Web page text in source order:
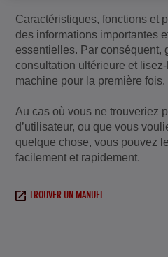
Caractéristiques, fonctions et
des informations importantes
essentielles. Par conséquent,
consultation ultérieure et
machine pour la première fois.
Au cas où vous ne trouveriez
d’utilisateur, ou que vous
quelque chose, vous pouvez
facilement et rapidement.
TROUVER UN MANUEL